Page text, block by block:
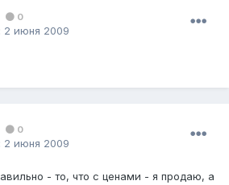
0
2 июня 2009
0
2 июня 2009
- то, что с ценами - я продаю, а